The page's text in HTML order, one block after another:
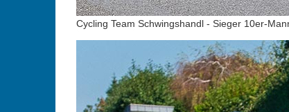
Cycling Team Schwingshandl - Sieger 10er-